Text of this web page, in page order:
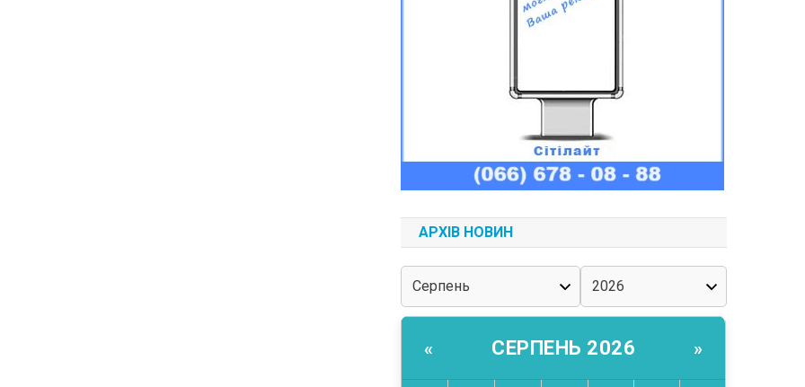
АРХІВ НОВИН
« СЕРПЕНЬ 2026 »